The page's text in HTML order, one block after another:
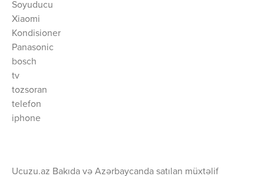
Soyuducu
Xiaomi
Kondisioner
Panasonic
bosch
tv
tozsoran
telefon
iphone
Ucuzu.az Bakıda və Azərbaycanda satılan müxtəlif